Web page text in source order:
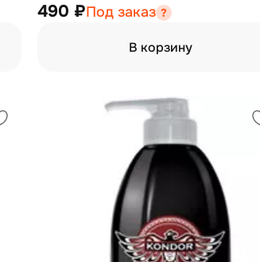
490 ₽Под заказ
В корзину